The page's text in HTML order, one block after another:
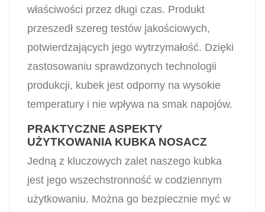
właściwości przez długi czas. Produkt
przeszedł szereg testów jakościowych,
potwierdzających jego wytrzymałość. Dzięki
zastosowaniu sprawdzonych technologii
produkcji, kubek jest odporny na wysokie
temperatury i nie wpływa na smak napojów.
PRAKTYCZNE ASPEKTY
UŻYTKOWANIA KUBKA NOSACZ
Jedną z kluczowych zalet naszego kubka
jest jego wszechstronność w codziennym
użytkowaniu. Można go bezpiecznie myć w